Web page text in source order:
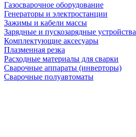
Газосварочное оборудование
Генераторы и электростанции
Зажимы и кабели массы
Зарядные и пускозарядные устройства
Комплектующие аксесуары
Плазменная резка
Расходные материалы для сварки
Сварочные аппараты (инверторы)
Сварочные полуавтоматы